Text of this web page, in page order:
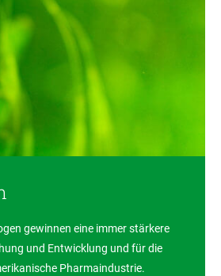
gewinnen eine immer stärkere
und Entwicklung und für die
Pharmaindustrie.